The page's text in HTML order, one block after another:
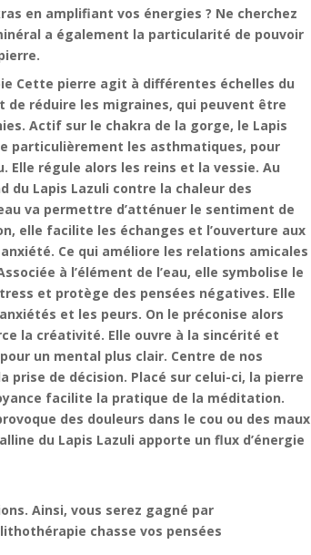
en amplifiant vos énergies ? Ne cherchez
a également la particularité de pouvoir
Cette pierre agit à différentes échelles du
de réduire les migraines, qui peuvent être
Actif sur le chakra de la gorge, le Lapis
particulièrement les asthmatiques, pour
Elle régule alors les reins et la vessie. Au
Lapis Lazuli contre la chaleur des
va permettre d’atténuer le sentiment de
elle facilite les échanges et l’ouverture aux
Ce qui améliore les relations amicales
à l’élément de l’eau, elle symbolise le
et protège des pensées négatives. Elle
et les peurs. On le préconise alors
la créativité. Elle ouvre à la sincérité et
un mental plus clair. Centre de nos
de décision. Placé sur celui-ci, la pierre
facilite la pratique de la méditation.
des douleurs dans le cou ou des maux
du Lapis Lazuli apporte un flux d’énergie
Ainsi, vous serez gagné par
chasse vos pensées